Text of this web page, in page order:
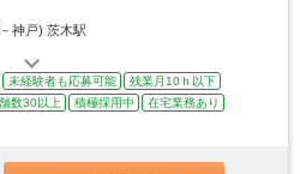
神戸) 茨木駅
未経験者も応募可能
残業月10ｈ以下
数30以上 積極採用中
在宅業務あり